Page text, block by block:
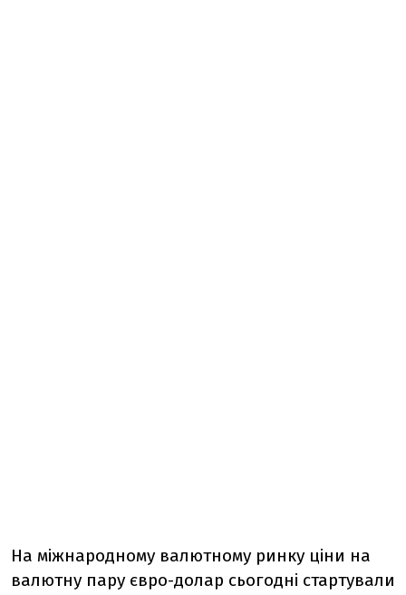
На міжнародному валютному ринку ціни на
валютну пару євро-долар сьогодні стартували